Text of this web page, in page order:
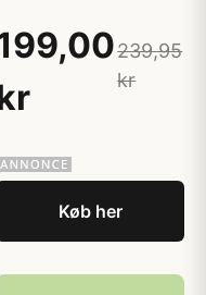
239,95
kr
Køb her